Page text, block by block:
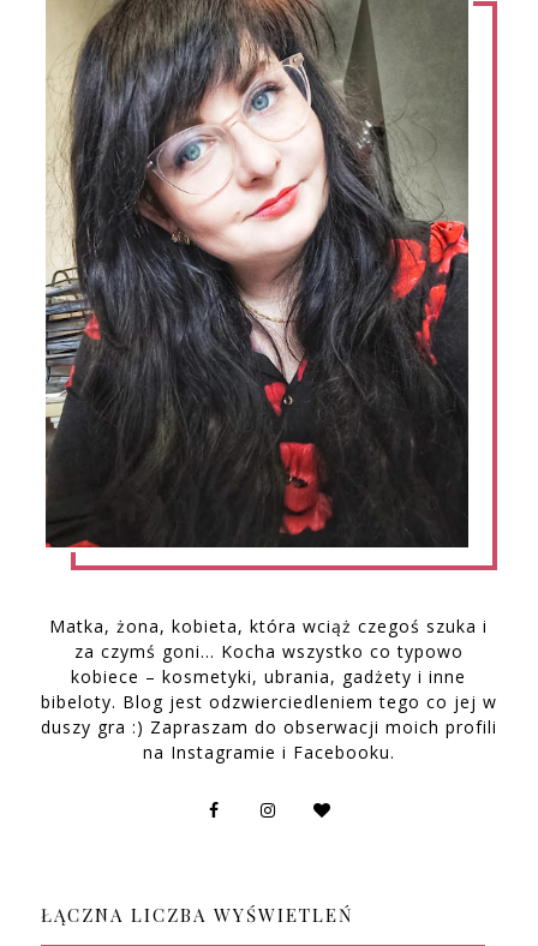
Matka, żona, kobieta, która wciąż czegoś szuka i
za czymś goni… Kocha wszystko co typowo
kobiece – kosmetyki, ubrania, gadżety i inne
bibeloty. Blog jest odzwierciedleniem tego co jej w
duszy gra :) Zapraszam do obserwacji moich profili
na Instagramie i Facebooku.
ŁĄCZNA LICZBA WYŚWIETLEŃ